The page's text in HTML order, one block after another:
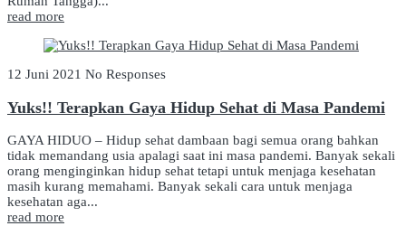
read more
12 Juni 2021 No Responses
Yuks!! Terapkan Gaya Hidup Sehat di Masa Pandemi
GAYA HIDUO – Hidup sehat dambaan bagi semua orang bahkan
tidak memandang usia apalagi saat ini masa pandemi. Banyak sekali
orang menginginkan hidup sehat tetapi untuk menjaga kesehatan
masih kurang memahami. Banyak sekali cara untuk menjaga
kesehatan aga...
read more